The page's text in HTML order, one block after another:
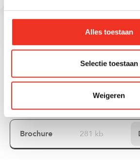
Alles toestaan
Selectie toestaan
Weigeren
25 - 45 jaar
45 - 65
Downloads
Brochure 281 kb